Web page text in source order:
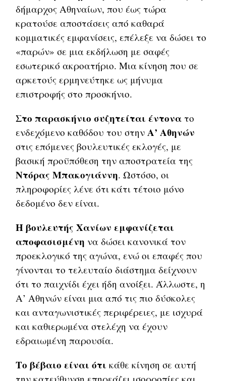
δήμαρχος Αθηναίων, που έως τώρα
κρατούσε αποστάσεις από καθαρά
κομματικές εμφανίσεις, επέλεξε να δώσει το
«παρών» σε μια εκδήλωση με σαφές
εσωτερικό ακροατήριο. Μια κίνηση που σε
αρκετούς ερμηνεύτηκε ως μήνυμα
επιστροφής στο προσκήνιο.
Στο παρασκήνιο συζητείται έντονα το
ενδεχόμενο καθόδου του στην Α’ Αθηνών
στις επόμενες βουλευτικές εκλογές, με
βασική προϋπόθεση την αποστρατεία της
Ντόρας Μπακογιάννη. Ωστόσο, οι
πληροφορίες λένε ότι κάτι τέτοιο μόνο
δεδομένο δεν είναι.
Η βουλευτής Χανίων εμφανίζεται
αποφασισμένηνα δώσει κανονικά τον
προεκλογικό της αγώνα, ενώ οι επαφές που
γίνονται το τελευταίο διάστημα δείχνουν
ότι το παιχνίδι έχει ήδη ανοίξει. Άλλωστε, η
Α’ Αθηνών είναι μια από τις πιο δύσκολες
και ανταγωνιστικές περιφέρειες, με ισχυρά
και καθιερωμένα στελέχη να έχουν
εδραιωμένη παρουσία.
Το βέβαιο είναι ότικάθε κίνηση σε αυτή